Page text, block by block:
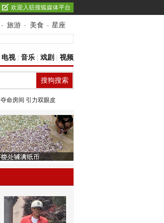
欢迎入驻搜狐媒体平台
- 旅游 - 美食 - 星座
电视| 音乐 戏剧 视频
夺命房间 引力双眼皮